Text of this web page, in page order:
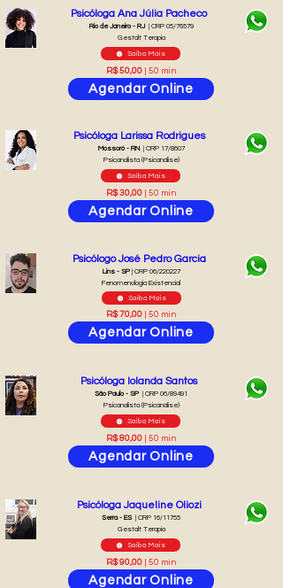
Saiba Mais
Psicóloga Ana Júlia Pacheco
Agendar Online
R$ 50,00 | 50 min
Rio de Janeiro - RJ| CRP 05/76579
Gestalt Terapia
Saiba Mais
Psicóloga Larissa Rodrigues
Agendar Online
R$ 30,00 | 50 min
Mossoró - RN| CRP 17/8607
Psicanalista (Psicanálise)
Saiba Mais
Psicólogo José Pedro Garcia
Agendar Online
R$ 70,00 | 50 min
Lins - SP| CRP 06/220227
Fenomenologia Existencial
Saiba Mais
Psicóloga Iolanda Santos
Agendar Online
R$ 80,00 | 50 min
São Paulo - SP | CRP 06/89491
Psicanalista (Psicanálise)
Saiba Mais
Psicóloga Jaqueline Oliozi
Agendar Online
R$ 90,00 | 50 min
Serra - ES | CRP 16/11755
Gestalt Terapia